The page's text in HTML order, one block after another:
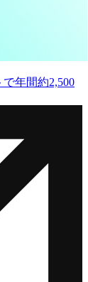
年間約2,500